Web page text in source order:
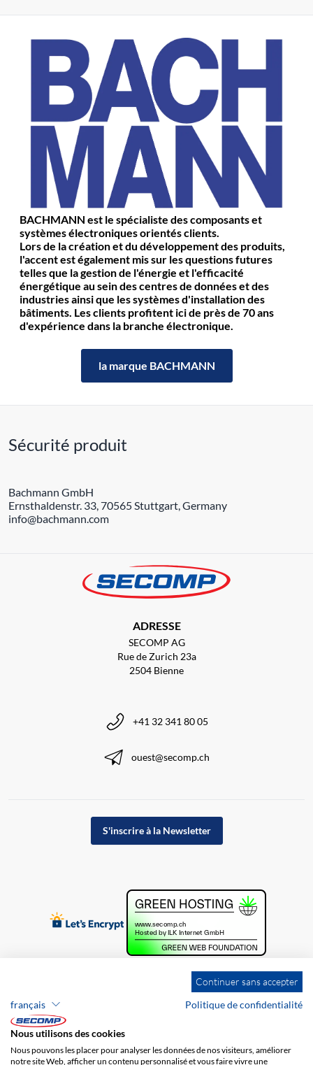
BACHMANN est le spécialiste des composants et
systèmes électroniques orientés clients.
Lors de la création et du développement des produits,
l'accent est également mis sur les questions futures
telles que la gestion de l'énergie et l'efficacité
énergétique au sein des centres de données et des
industries ainsi que les systèmes d'installation des
bâtiments. Les clients profitent ici de près de 70 ans
d'expérience dans la branche électronique.
la marque BACHMANN
Sécurité produit
Bachmann GmbH
Ernsthaldenstr. 33, 70565 Stuttgart, Germany
info@bachmann.com
ADRESSE
SECOMP AG
Rue de Zurich 23a
2504 Bienne
+41 32 341 80 05
ouest@secomp.ch
S'inscrire à la Newsletter
Continuer sans accepter
français
Politique de confidentialité
Nous utilisons des cookies
Nous pouvons les placer pour analyser les données de nos visiteurs, améliorer
notre site Web, afficher un contenu personnalisé et vous faire vivre une